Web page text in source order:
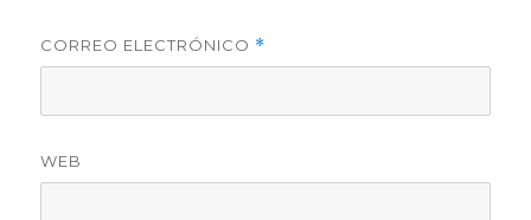
CORREO ELECTRÓNICO *
WEB